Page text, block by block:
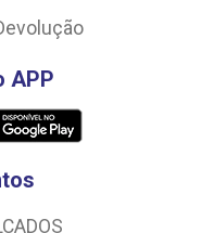
APP